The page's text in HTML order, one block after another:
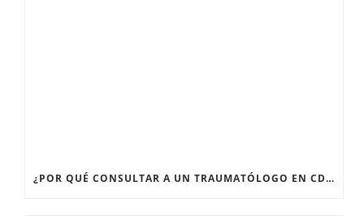
¿POR QUÉ CONSULTAR A UN TRAUMATÓLOGO EN CDMX CUANDO TENGO DOLOR ARTICULAR PERSISTENTE?